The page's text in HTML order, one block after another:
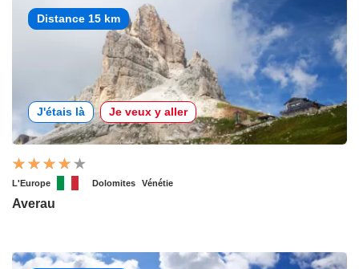
Distance 15 km
J'étais là Je veux y aller
L'Europe Dolomites Vénétie
Averau